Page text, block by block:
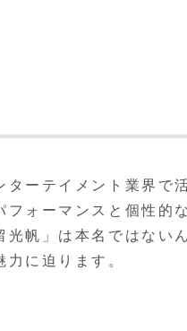
ーテイメント業界で
ォーマンスと個性的
帆」は本名ではない
に迫ります。